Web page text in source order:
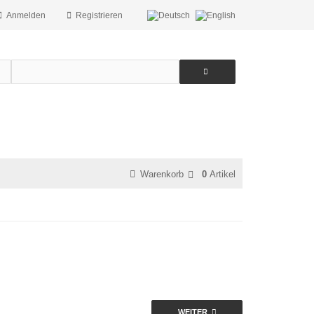
Registrieren
Anmelden
Warenkorb 0 Artikel
WEITER